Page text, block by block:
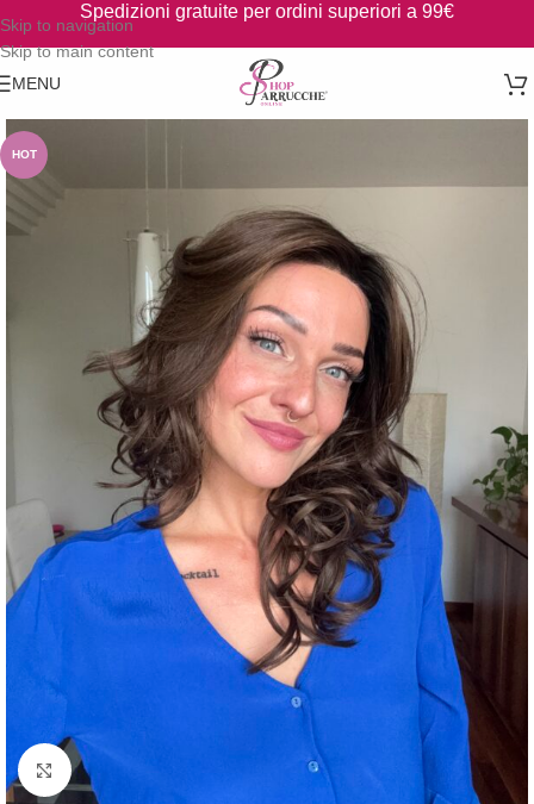
Skip to navigation
Skip to main content
Spedizioni gratuite per ordini superiori a 99€
MENU
HOT
Clicca per ingrandire